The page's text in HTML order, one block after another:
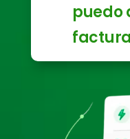
puedo
factura